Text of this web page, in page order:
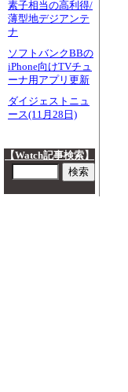
素子相当の高利得/
薄型地デジアンテ
ナ
ソフトバンクBBの
iPhone向けTVチュ
ーナ用アプリ更新
ダイジェストニュ
ース(11月28日)
【Watch記事検索】